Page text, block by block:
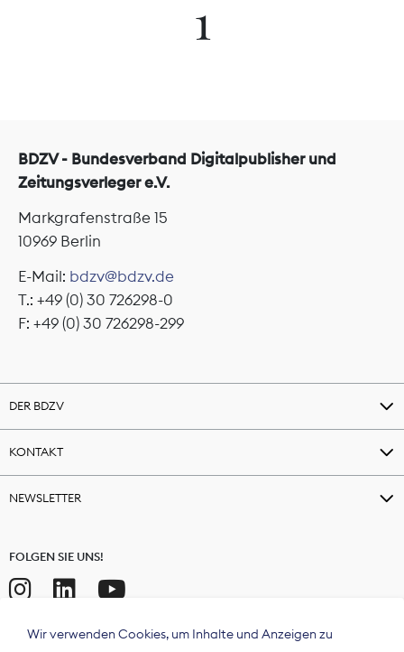
1
BDZV - Bundesverband Digitalpublisher und
Zeitungsverleger e.V.
Markgrafenstraße 15
10969 Berlin
E-Mail: bdzv@bdzv.de
T.: +49 (0) 30 726298-0
F: +49 (0) 30 726298-299
DER BDZV
KONTAKT
NEWSLETTER
FOLGEN SIE UNS!
Wir verwenden Cookies, um Inhalte und Anzeigen zu